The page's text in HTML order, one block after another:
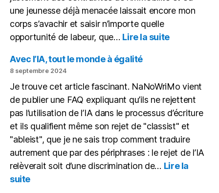
une jeunesse déjà menacée laissait encore mon
corps s’avachir et saisir n’importe quelle
opportunité de labeur, que… Lire la suite:
Avec l’IA, tout le monde à égalité
8 septembre 2024
Je trouve cet article fascinant. NaNoWriMo vient
de publier une FAQ expliquant qu’ils ne rejettent
pas l’utilisation de l’IA dans le processus d’écriture
et ils qualifient même son rejet de "classist" et
"ableist", que je ne sais trop comment traduire
autrement que par des périphrases : le rejet de l’IA
relèverait soit d’une discrimination de… Lire la
suite: